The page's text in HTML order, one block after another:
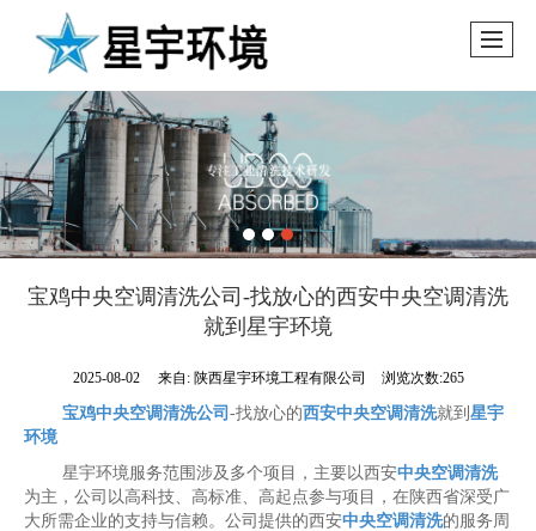
宝鸡中央空调清洗公司-找放心的西安中央空调清洗
就到星宇环境
2025-08-02 来自: 陕西星宇环境工程有限公司 浏览次数:265
宝鸡中央空调清洗公司 -找放心的西安中央空调清洗就到 星宇
环境
星宇环境服务范围涉及多个项目，主要以西安中央空调清洗
为主，公司以高科技、高标准、高起点参与项目，在陕西省深受广
大所需企业的支持与信赖。公司提供的西安中央空调清洗的服务周